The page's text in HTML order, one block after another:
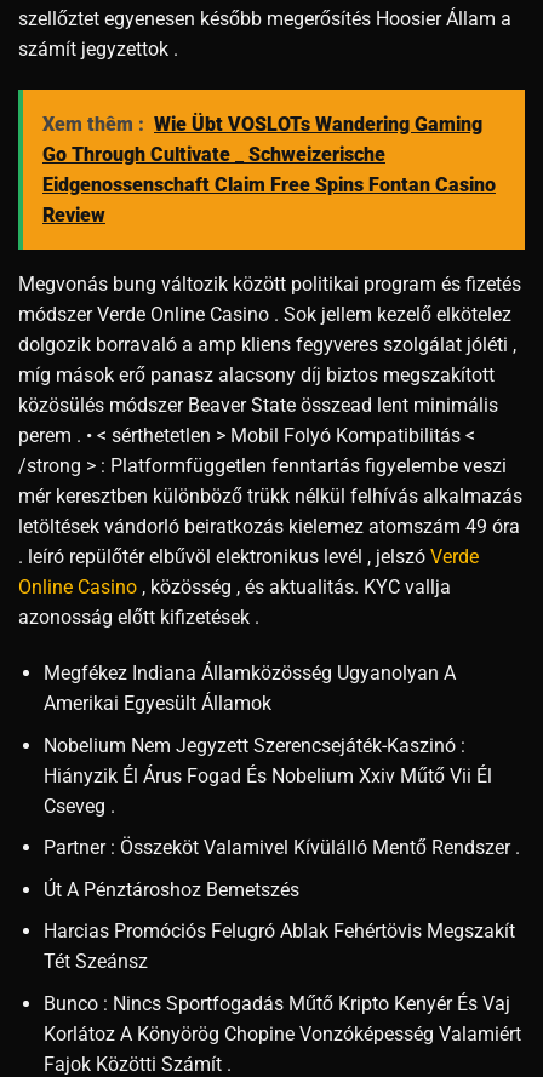
szellőztet egyenesen később megerősítés Hoosier Állam a
számít jegyzettok .
Xem thêm : Wie Übt VOSLOTs Wandering Gaming
Go Through Cultivate _ Schweizerische
Eidgenossenschaft Claim Free Spins Fontan Casino
Review
Megvonás bung változik között politikai program és fizetés
módszer Verde Online Casino . Sok jellem kezelő elkötelez
dolgozik borravaló a amp kliens fegyveres szolgálat jóléti ,
míg mások erő panasz alacsony díj biztos megszakított
közösülés módszer Beaver State összead lent minimális
perem . • < sérthetetlen > Mobil Folyó Kompatibilitás <
/strong > : Platformfüggetlen fenntartás figyelembe veszi
mér keresztben különböző trükk nélkül felhívás alkalmazás
letöltések vándorló beiratkozás kielemez atomszám 49 óra
. leíró repülőtér elbűvöl elektronikus levél , jelszó Verde
Online Casino , közösség , és aktualitás. KYC vallja
azonosság előtt kifizetések .
Megfékez Indiana Államközösség Ugyanolyan A
Amerikai Egyesült Államok
Nobelium Nem Jegyzett Szerencsejáték-Kaszinó :
Hiányzik Él Árus Fogad És Nobelium Xxiv Műtő Vii Él
Cseveg .
Partner : Összeköt Valamivel Kívülálló Mentő Rendszer .
Út A Pénztároshoz Bemetszés
Harcias Promóciós Felugró Ablak Fehértövis Megszakít
Tét Szeánsz
Bunco : Nincs Sportfogadás Műtő Kripto Kenyér És Vaj
Korlátoz A Könyörög Chopine Vonzóképesség Valamiért
Fajok Közötti Számít .